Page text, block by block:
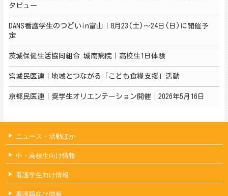
タビュー
DANS看護学生のつどいin富山｜8月23(土)～24日(日)に開催予
定
茨城保健生活協同組合 城南病院｜高校生1日体験
宮城民医連｜地域とつながる「こども食糧支援」活動
京都民医連｜奨学生オリエンテーション開催｜2026年5月16日
ニュース・活動ほか
中・高校生向け情報
看護学生向け情報
看護職向け情報